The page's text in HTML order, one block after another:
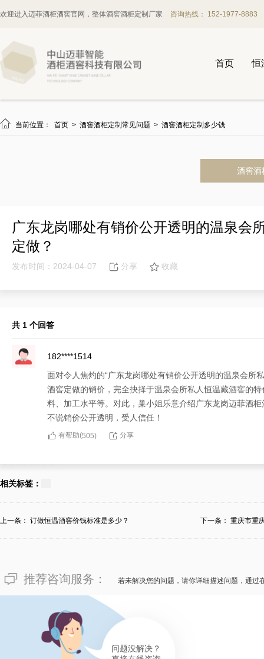
欢迎进入迈菲酒柜酒窖官网，整体酒窖酒柜定制厂家 咨询热线： 152-1977-8883
首页 恒
 当前位置： 首页 > 酒窖酒柜定制常见问题 > 酒窖酒柜定制多少钱
酒窖酒
广东龙岗哪处有销价公开透明的温泉会
定做？
发布时间：2024-04-07 分享 收藏
共 1 个回答
182****1514
面对令人焦灼的“广东龙岗哪处有销价公开透明的温泉会所
酒窖定做的销价，完全抉择于温泉会所私人恒温藏酒窖的
料、加工水平等。对此，巢小姐乐意介绍广东龙岗迈菲酒
不说销价公开透明，受人信任！
有帮助(505) 分享
相关标签：
上一条： 订做恒温酒窖价钱标准是多少？ 下一条： 重庆市重
推荐咨询服务： 若未解决您的问题，请你详细描述问题，通过
问题没解决？